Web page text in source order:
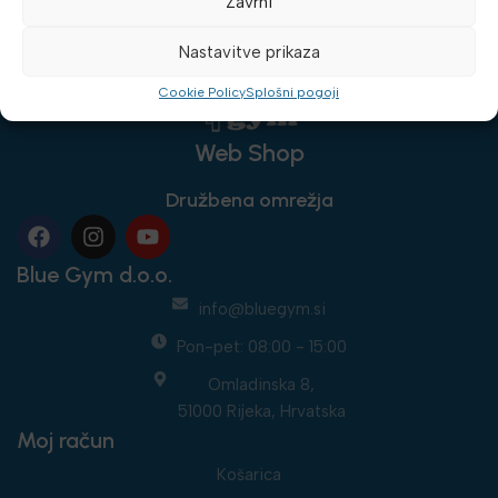
Nastavitve prikaza
Cookie PolicySplošni pogoji
Web Shop
Družbena omrežja
Blue Gym d.o.o.
info@bluegym.si
Pon-pet: 08:00 - 15:00
Omladinska 8,
51000 Rijeka, Hrvatska
Moj račun
Košarica